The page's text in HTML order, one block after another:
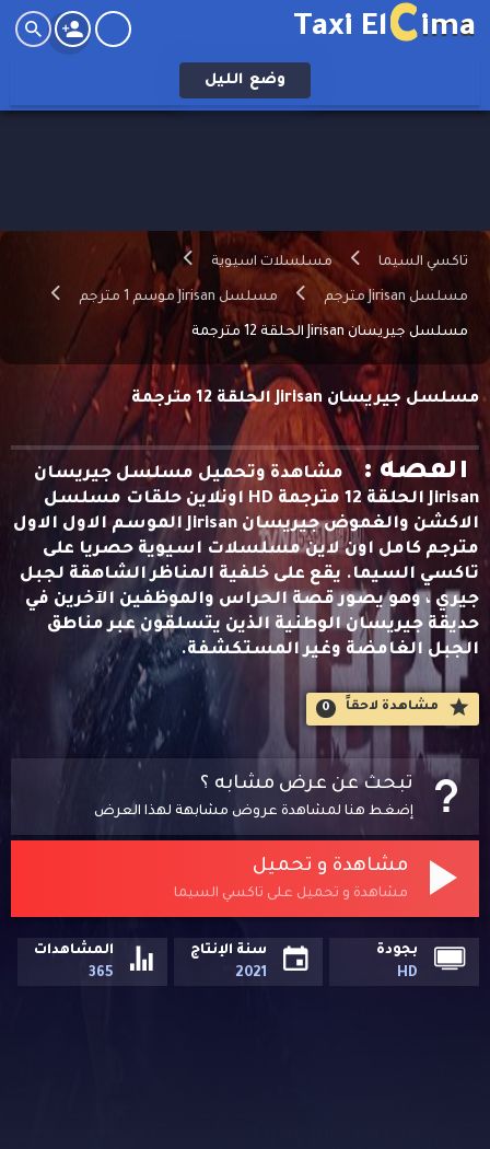
Taxi ElCima
وضع الليل
تاكسي السيما مسلسلات اسيوية
مسلسل Jirisan مترجم مسلسل Jirisan موسم 1 مترجم
مسلسل جيريسان Jirisan الحلقة 12 مترجمة
مسلسل جيريسان Jirisan الحلقة 12 مترجمة
القصه :
مشاهدة وتحميل مسلسل جيريسان
Jirisan الحلقة 12 مترجمة HD اونلاين حلقات مسلسل
الاكشن والغموض جيريسان Jirisan الموسم الاول الاول
مترجم كامل اون لاين مسلسلات اسيوية حصريا على
تاكسي السيما. يقع على خلفية المناظر الشاهقة لجبل
جيري ، وهو يصور قصة الحراس والموظفين الآخرين في
حديقة جيريسان الوطنية الذين يتسلقون عبر مناطق
الجبل الغامضة وغير المستكشفة.
مشاهدة لاحقاََ 0
تبحث عن عرض مشابه ؟
إضغط هنا لمشاهدة عروض مشابهة لهذا العرض
مشاهدة و تحميل
مشاهدة و تحميل على تاكسي السيما
بجودة
HD
سنة الإنتاج
2021
المشاهدات
365